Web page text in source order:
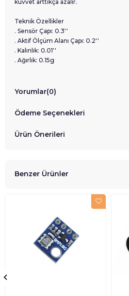
kuvvet arttıkça azalır.
Teknik Özellikler
. Sensör Çapı: 0.3''
. Aktif Ölçüm Alanı Çapı: 0.2''
. Kalınlık: 0.01''
. Ağırlık: 0.15g
Yorumlar(0)
Ödeme Seçenekleri
Ürün Önerileri
Benzer Ürünler